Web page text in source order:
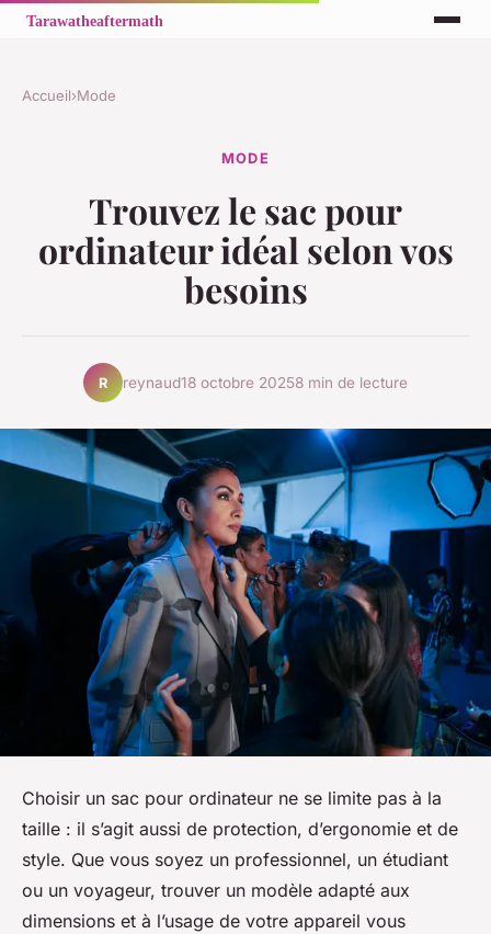
Accueil›Mode
MODE
Trouvez le sac pour
ordinateur idéal selon vos
besoins
R reynaud18 octobre 20258 min de lecture
Choisir un sac pour ordinateur ne se limite pas à la
taille : il s’agit aussi de protection, d’ergonomie et de
style. Que vous soyez un professionnel, un étudiant
ou un voyageur, trouver un modèle adapté aux
dimensions et à l’usage de votre appareil vous